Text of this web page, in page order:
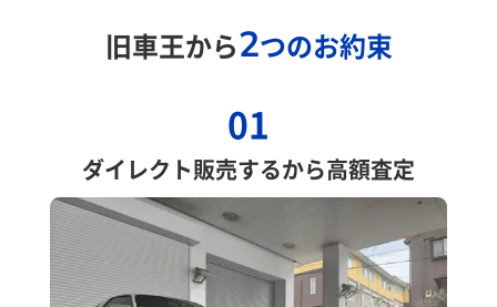
旧車王から2つのお約束
01
ダイレクト販売するから高額査定